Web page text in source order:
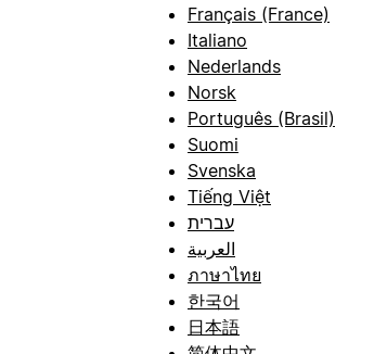
Français (France)
Italiano
Nederlands
Norsk
Português (Brasil)
Suomi
Svenska
Tiếng Việt
עברית
العربية
ภาษาไทย
한국어
日本語